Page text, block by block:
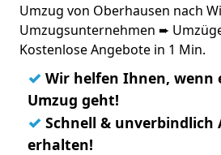
Umzug von Oberhausen nach
Umzugsunternehmen ➨
Kostenlose Angebote in 1 Min.
✓ Wir helfen Ihnen, wenn
Umzug geht!
✓ Schnell & unverbindlich
erhalten!